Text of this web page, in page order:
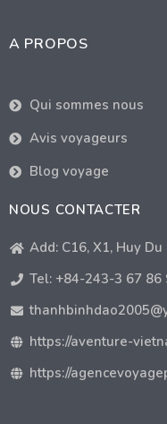
A PROPOS
Qui sommes nous
Avis voyageurs
Blog voyage
NOUS CONTACTER
Add: C16, X1, Huy
Tel: +84-243-3 67 86
https://aventure-
https://